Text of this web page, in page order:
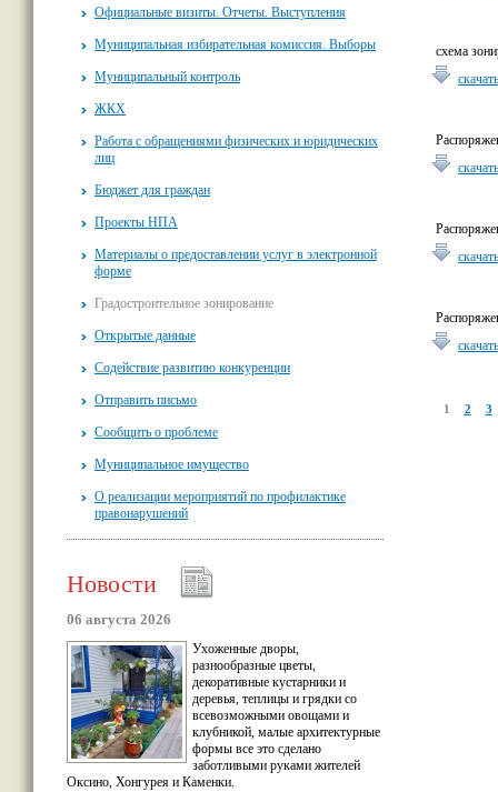
Официальные визиты. Отчеты. Выступления
Муниципальная избирательная комиссия. Выборы
Муниципальный контроль
ЖКХ
Работа с обращениями физических и юридических
лиц
Бюджет для граждан
Проекты НПА
Материалы о предоставлении услуг в электронной
форме
Градостроительное зонирование
Открытые данные
Содействие развитию конкуренции
Отправить письмо
Сообщить о проблеме
Муниципальное имущество
О реализации мероприятий по профилактике
правонарушений
Новости
06 августа 2026
Ухоженные дворы,
разнообразные цветы,
декоративные кустарники и
деревья, теплицы и грядки со
всевозможными овощами и
клубникой, малые архитектурные
формы все это сделано
заботливыми руками жителей
Оксино, Хонгурея и Каменки.
схема
скачать
скачать
скачать
скачать
1 2 3